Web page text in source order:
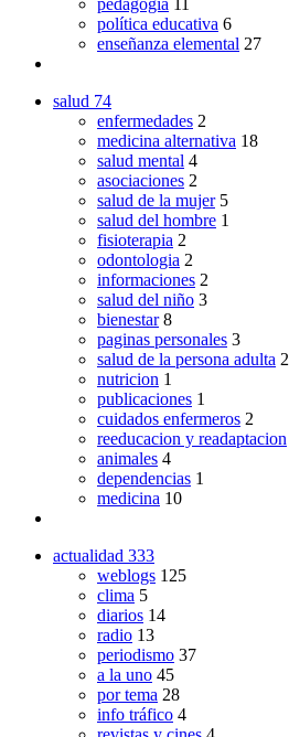
política educativa 6
enseñanza elemental 27
salud 74
enfermedades 2
medicina alternativa 18
salud mental 4
asociaciones 2
salud de la mujer 5
salud del hombre 1
fisioterapia 2
odontologia 2
informaciones 2
salud del niño 3
bienestar 8
paginas personales 3
salud de la persona adulta 2
nutricion 1
publicaciones 1
cuidados enfermeros 2
reeducacion y readaptacion
animales 4
dependencias 1
medicina 10
actualidad 333
weblogs 125
clima 5
diarios 14
radio 13
periodismo 37
a la uno 45
por tema 28
info tráfico 4